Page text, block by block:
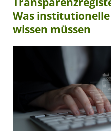
Was
wissen müssen